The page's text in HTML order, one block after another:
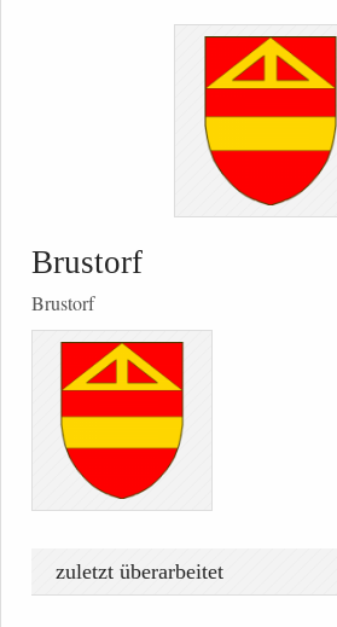
Brustorf
Brustorf
zuletzt überarbeitet